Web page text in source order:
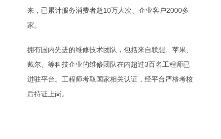
来，已累计服务消费者超10万人次、企业客户2000多
家。
拥有国内先进的维修技术团队，包括来自联想、苹果、
戴尔、等科技企业的维修团队在内超过3百名工程师已
进驻平台。工程师考取国家相关认证，经平台严格考核
后持证上岗。